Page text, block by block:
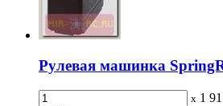
Рулевая машинка
x 1